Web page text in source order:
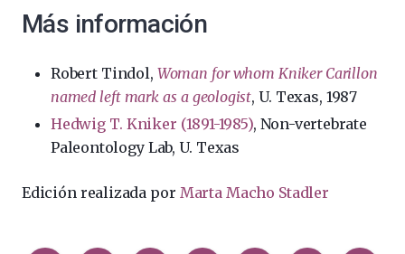
Más información
Robert Tindol, Woman for whom Kniker Carillon
named left mark as a geologist, U. Texas, 1987
Hedwig T. Kniker (1891-1985), Non-vertebrate
Paleontology Lab, U. Texas
Edición realizada por Marta Macho Stadler